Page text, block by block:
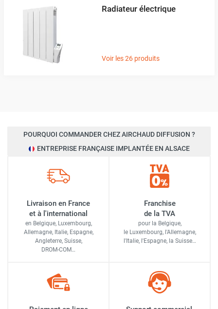
Radiateur électrique
Voir les 26 produits
POURQUOI COMMANDER CHEZ AIRCHAUD DIFFUSION ?
ENTREPRISE FRANÇAISE IMPLANTÉE EN ALSACE
Livraison en France
et à l'international
en Belgique, Luxembourg,
Allemagne, Italie, Espagne,
Angleterre, Suisse,
DROM-COM…
Franchise
de la TVA
pour la Belgique,
le Luxembourg, l'Allemagne,
l'Italie, l'Espagne, la Suisse…